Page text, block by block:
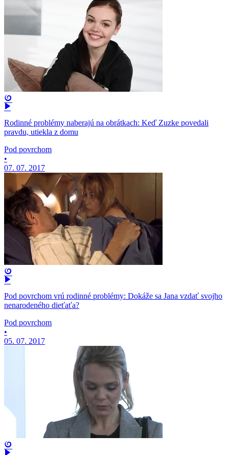
Rodinné problémy naberajú na obrátkach: Keď Zuzke povedali
pravdu, utiekla z domu
Pod povrchom
•
07. 07. 2017
Pod povrchom vrú rodinné problémy: Dokáže sa Jana vzdať svojho
nenarodeného dieťaťa?
Pod povrchom
•
05. 07. 2017